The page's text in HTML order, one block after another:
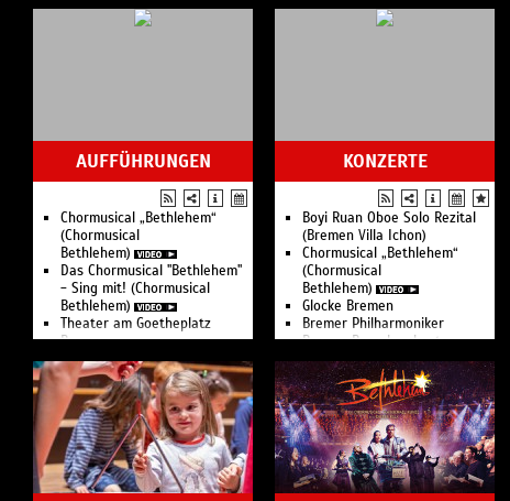
weltweit, das explizit nur
AUFFÜHRUNGEN
Chormusical „Bethlehem“
(Chormusical
Bethlehem)
Das Chormusical "Bethlehem"
- Sing mit! (Chormusical
Bethlehem)
Theater am Goetheplatz
Bremen
Kleines Haus Bremen
Oldenburgisches
Staatstheater
Metropol Theater Bremen
Boulevardtheater Bremen
Komödie Bremen im
Packhaustheater
Figurentheater Bremerhaven
KONZERTE
Boyi Ruan Oboe Solo Rezital
(Bremen Villa Ichon)
Chormusical „Bethlehem“
(Chormusical
Bethlehem)
Glocke Bremen
Bremer Philharmoniker
Bremer Barockorchester
Orchester und Chor der
Universität Bremen
Jugend-Sinfonieorchester
Bremen
Die Deutsche Kammer­
philharmonie Bremen
Knabenchor Unser Lieben
Frauen Bremen